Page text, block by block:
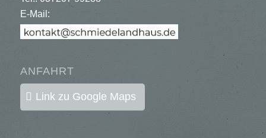
E-Mail:
ANFAHRT
Link zu Google Maps